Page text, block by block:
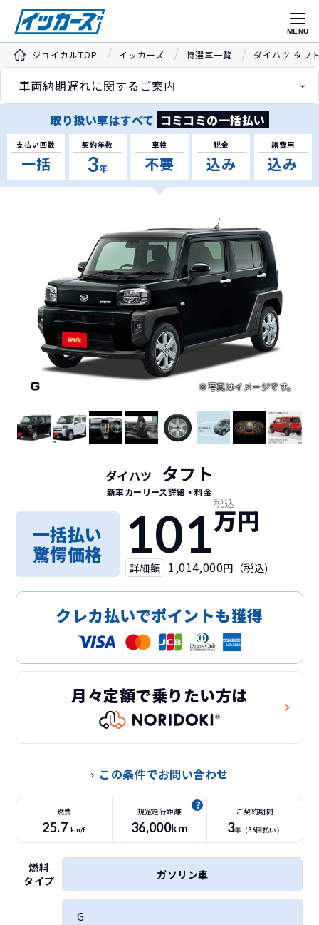
MENU
ジョイカルTOP イッカーズ 特選車一覧 ダイハツ タフ
車両納期遅れに関するご案内
取り扱い車はすべて コミコミの一括払い
支払い回数
一括
契約年数
3年
車検
不要
税金
込み
諸費用
込み
ダイハツ タフト
新車カーリース詳細 ・料金
一括払い
驚愕価格
101
税込
万円
詳細額 1,014,000円（税込)
クレカ払いでポイントも獲得
月々定額で乗りたい方は
この条件でお問い合わせ
燃費
25.7 km/ℓ
規定走行距離
36,000km
ご契約期間
3年（36回払い）
燃料
タイプ
ガソリン車
G